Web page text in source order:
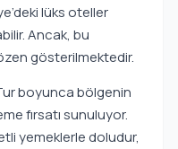
lüks oteller
Ancak, bu
gösterilmektedir.
boyunca bölgenin
fırsatı sunuluyor.
yemeklerle doludur,